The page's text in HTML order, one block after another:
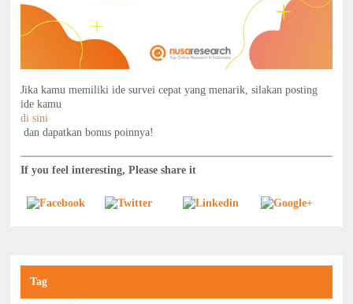
Jika kamu memiliki ide survei cepat yang menarik, silakan posting
ide kamu
di sini
dan dapatkan bonus poinnya!
If you feel interesting, Please share it
Tag